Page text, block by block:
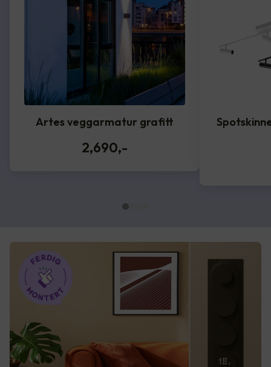
Artes veggarmatur grafitt
2,690,-